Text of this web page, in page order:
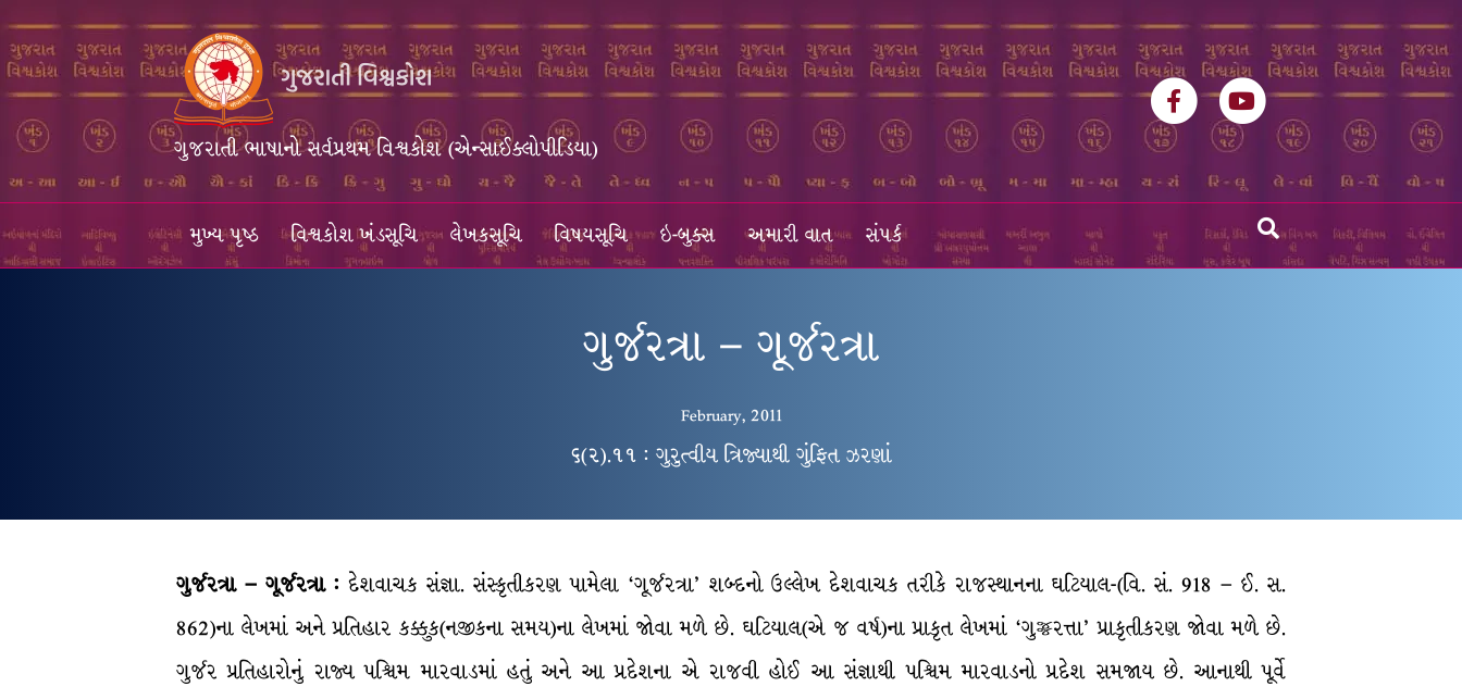
ગુજરાતી ભાષાનો સર્વપ્રથમ વિશ્વકોશ (એન્સાઈક્લોપીડિયા)
FacebookYoutube
મુખ્ય પૃષ્ઠ વિશ્વકોશ ખંડસૂચિ લેખકસૂચિ વિષયસૂચિ ઇ-બુક્સ અમારી વાત સંપર્ક
ગુર્જરત્રા – ગૂર્જરત્રા
February, 2011
૬(૨).૧૧ : ગુરુત્વીય ત્રિજ્યાથી ગુંફિત ઝરણાં
ગુર્જરત્રા – ગૂર્જરત્રા : દેશવાચક સંજ્ઞા. સંસ્કૃતીકરણ પામેલા ‘ગૂર્જરત્રા’ શબ્દનો ઉલ્લેખ દેશવાચક તરીકે રાજસ્થાનના ઘટિયાલ-(વિ. સં. 918 – ઈ. સ.
862)ના લેખમાં અને પ્રતિહાર કક્કુક(નજીકના સમય)ના લેખમાં જોવા મળે છે. ઘટિયાલ(એ જ વર્ષ)ના પ્રાકૃત લેખમાં ‘ગુજ્જરત્તા’ પ્રાકૃતીકરણ જોવા મળે છે.
ગુર્જર પ્રતિહારોનું રાજ્ય પશ્ચિમ મારવાડમાં હતું અને આ પ્રદેશના એ રાજવી હોઈ આ સંજ્ઞાથી પશ્ચિમ મારવાડનો પ્રદેશ સમજાય છે. આનાથી પૂર્વે